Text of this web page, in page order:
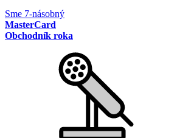
Sme 7-násobný
MasterCard
Obchodník roka